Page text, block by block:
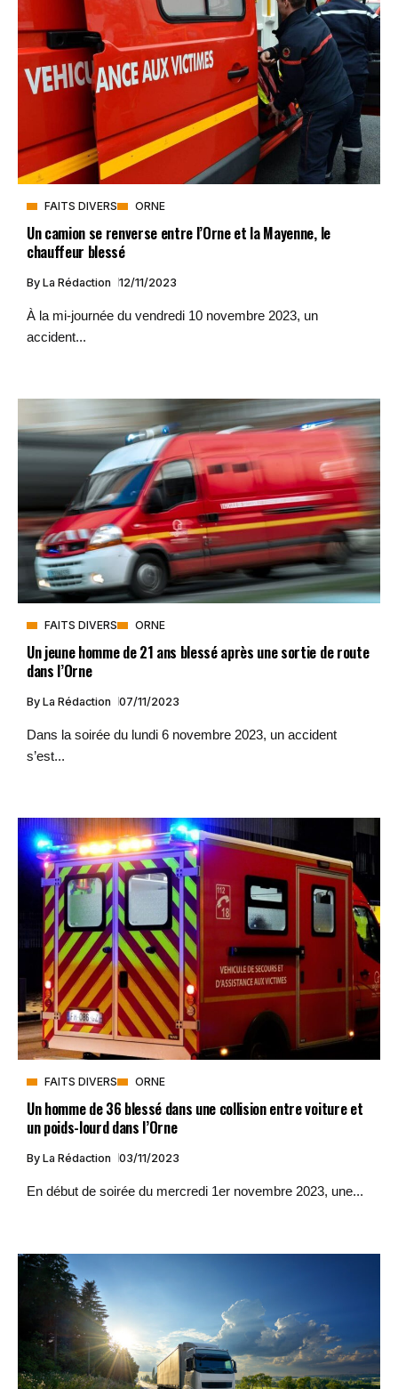
FAITS DIVERS ORNE
Un camion se renverse entre l’Orne et la Mayenne, le
chauffeur blessé
By La Rédaction 12/11/2023
À la mi-journée du vendredi 10 novembre 2023, un
accident...
FAITS DIVERS ORNE
Un jeune homme de 21 ans blessé après une sortie de route
dans l’Orne
By La Rédaction 07/11/2023
Dans la soirée du lundi 6 novembre 2023, un accident
s’est...
FAITS DIVERS ORNE
Un homme de 36 blessé dans une collision entre voiture et
un poids-lourd dans l’Orne
By La Rédaction 03/11/2023
En début de soirée du mercredi 1er novembre 2023, une...